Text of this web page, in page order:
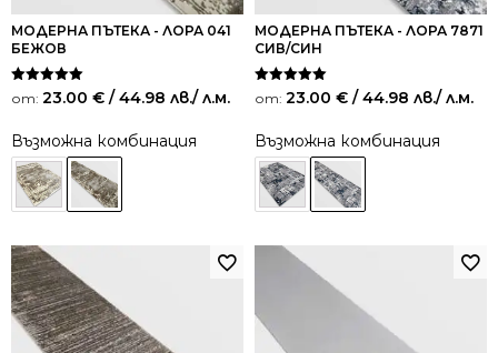
МОДЕРНА ПЪТЕКА - ЛОРА 041
БЕЖОВ
Оценено на
5.00
от: 23.00 € / 44.98 лв./ л.м.
Възможна комбинация
МОДЕРНА ПЪТЕКА - ЛОРА 7871
СИВ/СИН
Оценено на
5.00
от: 23.00 € / 44.98 лв./ л.м.
Възможна комбинация